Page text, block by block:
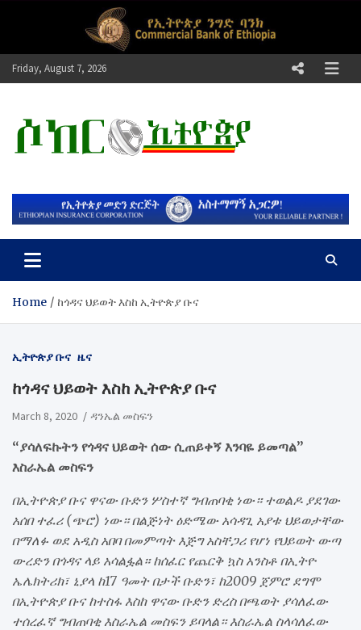
Friday, August 7, 2026
ሶከር ኢትዮጵያ
Home ከጎዳና ህይወት እስከ ኢትዮጵያ ቡና
ኢትዮጵያ ቡና ዜና
ከጎዳና ህይወት እስከ ኢትዮጵያ ቡና
March 8, 2020 ዳንኤል መስፍን
“ያሳለፍኩትን የጎዳና ህይወት ሰው ሲጠይቀኝ እንባዬ ይመጣል”
እስራኤል መስፍን
በኢትዮጵያ ቡና ዋናው ቡድን ሦስተኛ ግብጠባቂ ነው። ተወልዶ ያደገው
አሰበ ተፈሪ (ጭሮ) ነው። በልጅነት ዕድሜው አሳዳጊ አያቱ ህይወታቸው
በማለፉ ወደ አዲስ አበባ በመምጣት እጅግ አስቸጋሪ የሆነ የህይወት ውጣ
ውረድን በጎዳና ላይ አሳልፏል። ከሰፈር የጨርቅ ኳስ አንስቶ በኢትዮ
ኤሌክትሪክ፣ ኒያላ ከ17 ዓመት በታች ቡድን፣ ከ2009 ጀምሮ ደግሞ
በኢትዮጵያ ቡና ከተስፋ እስከ ዋናው ቡድን ድረስ በጫወት ያሳለፈው
ተሰረፈኛ ግብጠባቂ እስራኤል መስፍን ይባላል። እስራኤል ስላሳለፈው